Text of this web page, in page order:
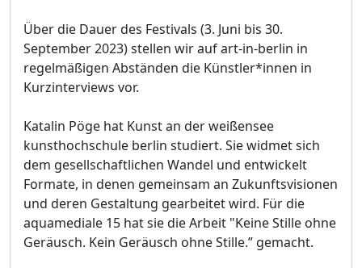
Über die Dauer des Festivals (3. Juni bis 30.
September 2023) stellen wir auf art-in-berlin in
regelmäßigen Abständen die Künstler*innen in
Kurzinterviews vor.
Katalin Pöge hat Kunst an der weißensee
kunsthochschule berlin studiert. Sie widmet sich
dem gesellschaftlichen Wandel und entwickelt
Formate, in denen gemeinsam an Zukunftsvisionen
und deren Gestaltung gearbeitet wird. Für die
aquamediale 15 hat sie die Arbeit "Keine Stille ohne
Geräusch. Kein Geräusch ohne Stille.” gemacht.